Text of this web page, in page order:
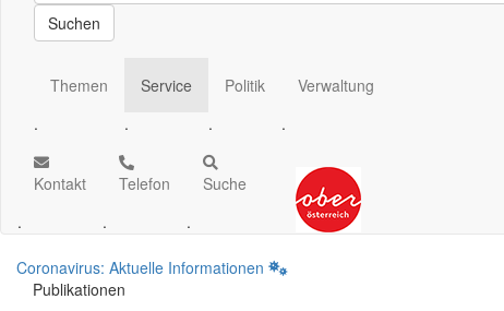
Suchen
Themen
.
Service
.
Politik
.
Verwaltung
.
Kontakt
.
Telefon
.
Suche
.
Coronavirus: Aktuelle Informationen
Publikationen